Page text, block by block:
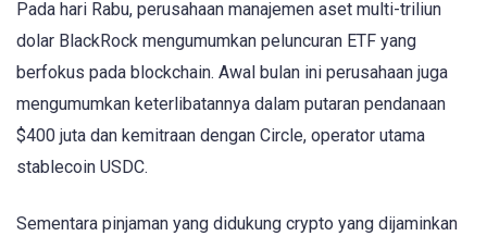
Pada hari Rabu, perusahaan manajemen aset multi-triliun
dolar BlackRock mengumumkan peluncuran ETF yang
berfokus pada blockchain. Awal bulan ini perusahaan juga
mengumumkan keterlibatannya dalam putaran pendanaan
$400 juta dan kemitraan dengan Circle, operator utama
stablecoin USDC.
Sementara pinjaman yang didukung crypto yang dijaminkan